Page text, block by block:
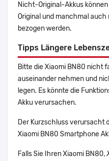
Nicht-Original-Akkus
Original und manchmal
bezogen werden.
Tipps Längere
Bitte die Xiaomi BN80 nicht
auseinander nehmen und
legen. Es könnte die
Akku verursachen.
Der Kurzschluss verursacht
Xiaomi BN80 Smartphone
Falls Sie Ihren Xiaomi BN80,